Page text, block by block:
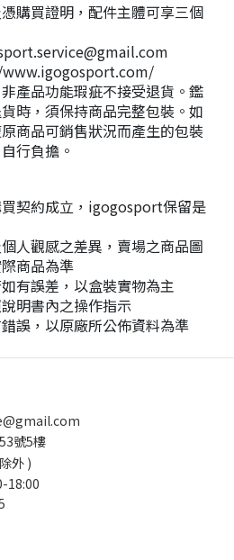
購買證明，配件主體可享三個
產品功能瑕疵不接受退貨。鑑
時，須保持商品完整包裝。如
商品可銷售狀況而產生的包裝
行負擔。
契約成立，igogosport保留是
人觀感之差異，賣場之商品圖
商品為準
有誤差，以盒裝實物為主
明書內之操作指示
誤，以原廠所公佈資料為準
號5樓
外 )
18:00